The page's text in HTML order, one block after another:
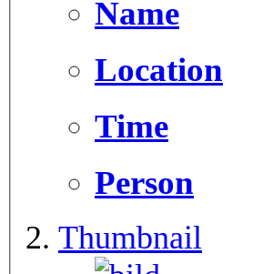
Name
Location
Time
Person
Thumbnail